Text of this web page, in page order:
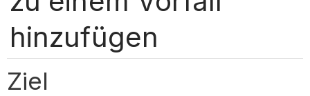
hinzufügen
Ziel